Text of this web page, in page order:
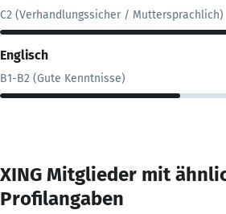
C2 (Verhandlungssicher / Muttersprachlich)
Englisch
B1-B2 (Gute Kenntnisse)
XING Mitglieder mit
Profilangaben